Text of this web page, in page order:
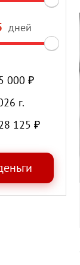
дней
000 ₽
г.
125 ₽